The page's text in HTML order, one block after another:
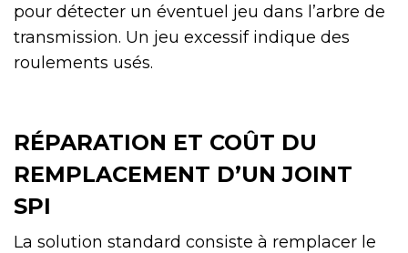
pour détecter un éventuel jeu dans l’arbre de
transmission. Un jeu excessif indique des
roulements usés.
RÉPARATION ET COÛT DU
REMPLACEMENT D’UN JOINT
SPI
La solution standard consiste à remplacer le